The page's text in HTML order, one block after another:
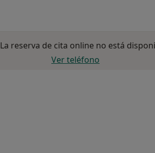
La reserva de cita online no está
Ver teléfono